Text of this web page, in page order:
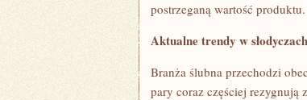
postrzeganą wartość produktu.
Aktualne trendy w
Branża ślubna przechodzi
pary coraz częściej rezygnują